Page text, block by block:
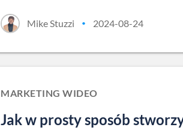
Mike Stuzzi • 2024-08-24
MARKETING WIDEO
Jak w prosty sposób